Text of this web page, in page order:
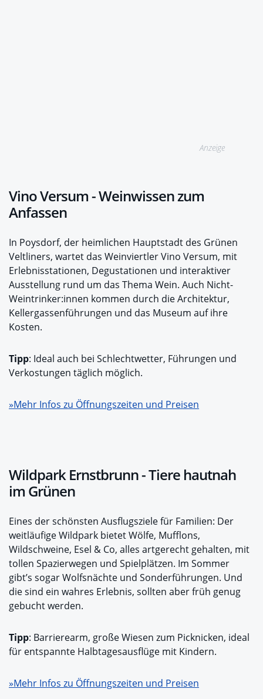
Anzeige
Vino Versum - Weinwissen zum
Anfassen
In Poysdorf, der heimlichen Hauptstadt des Grünen
Veltliners, wartet das Weinviertler Vino Versum, mit
Erlebnisstationen, Degustationen und interaktiver
Ausstellung rund um das Thema Wein. Auch Nicht-
Weintrinker:innen kommen durch die Architektur,
Kellergassenführungen und das Museum auf ihre
Kosten.
Tipp: Ideal auch bei Schlechtwetter, Führungen und
Verkostungen täglich möglich.
»Mehr Infos zu Öffnungszeiten und Preisen
Wildpark Ernstbrunn - Tiere hautnah
im Grünen
Eines der schönsten Ausflugsziele für Familien: Der
weitläufige Wildpark bietet Wölfe, Mufflons,
Wildschweine, Esel & Co, alles artgerecht gehalten, mit
tollen Spazierwegen und Spielplätzen. Im Sommer
gibt’s sogar Wolfsnächte und Sonderführungen. Und
die sind ein wahres Erlebnis, sollten aber früh genug
gebucht werden.
Tipp: Barrierearm, große Wiesen zum Picknicken, ideal
für entspannte Halbtagesausflüge mit Kindern.
»Mehr Infos zu Öffnungszeiten und Preisen